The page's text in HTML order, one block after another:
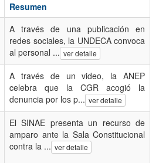
Resumen
A través de una publicación en
redes sociales, la UNDECA convoca
al personal ... ver detalle
A través de un video, la ANEP
celebra que la CGR acogió la
denuncia por los p... ver detalle
El SINAE presenta un recurso de
amparo ante la Sala Constitucional
contra la ... ver detalle